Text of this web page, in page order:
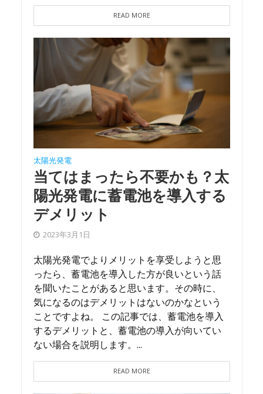
READ MORE
太陽光発電
当てはまったら不要かも？太
陽光発電に蓄電池を導入する
デメリット
2023年3月1日
太陽光発電でよりメリットを享受しようと思
ったら、蓄電池を導入した方が良いという話
を聞いたことがあると思います。その時に、
気になるのはデメリットはないのかなという
ことですよね。 この記事では、蓄電池を導入
するデメリットと、蓄電池の導入が向いてい
ない場合を説明します。...
READ MORE